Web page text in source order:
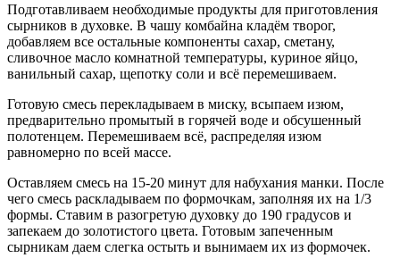
Подготавливаем необходимые продукты для приготовления
сырников в духовке. В чашу комбайна кладём творог,
добавляем все остальные компоненты сахар, сметану,
сливочное масло комнатной температуры, куриное яйцо,
ванильный сахар, щепотку соли и всё перемешиваем.
Готовую смесь перекладываем в миску, всыпаем изюм,
предварительно промытый в горячей воде и обсушенный
полотенцем. Перемешиваем всё, распределяя изюм
равномерно по всей массе.
Оставляем смесь на 15-20 минут для набухания манки. После
чего смесь раскладываем по формочкам, заполняя их на 1/3
формы. Ставим в разогретую духовку до 190 градусов и
запекаем до золотистого цвета. Готовым запеченным
сырникам даем слегка остыть и вынимаем их из формочек.